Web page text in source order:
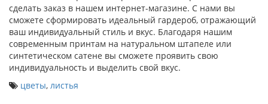
сделать заказ в нашем интернет-магазине. С нами вы
сможете сформировать идеальный гардероб, отражающий
ваш индивидуальный стиль и вкус. Благодаря нашим
современным принтам на натуральном штапеле или
синтетическом сатене вы сможете проявить свою
индивидуальность и выделить свой вкус.
цветы, листья